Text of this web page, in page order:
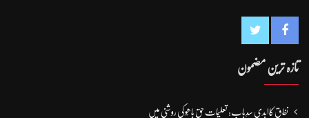
تازہ ترین مضمون
نفاق کاابدی سدِباب: تعلیمات حق باھُو کی روشنی میں